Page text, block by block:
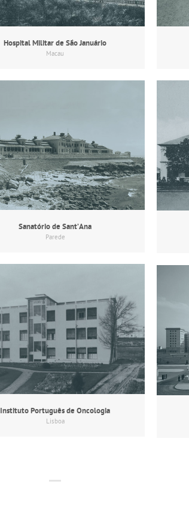
Hospital Militar de São Januário
Macau
Sanatório de Sant’Ana
Parede
Instituto Português de Oncologia
Lisboa